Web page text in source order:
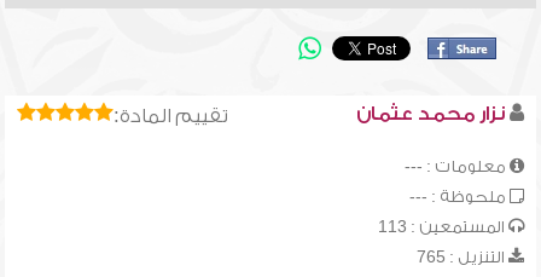
تقييم المادة: نزار محمد عثمان
معلومات : ---
ملحوظة : ---
المستمعين : 113
التنزيل : 765